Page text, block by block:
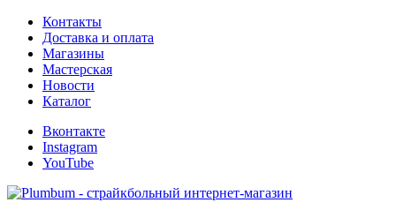
Контакты
Доставка и оплата
Магазины
Мастерская
Новости
Каталог
Вконтакте
Instagram
YouTube